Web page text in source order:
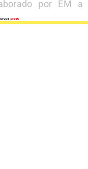
por EM